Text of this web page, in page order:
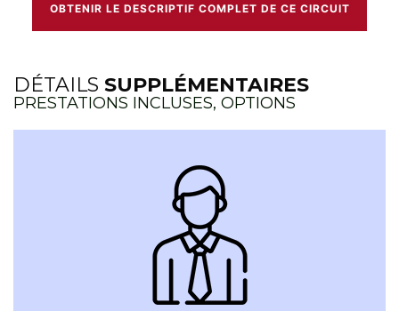
OBTENIR LE DESCRIPTIF COMPLET DE CE CIRCUIT
DÉTAILS SUPPLÉMENTAIRES
PRESTATIONS INCLUSES, OPTIONS